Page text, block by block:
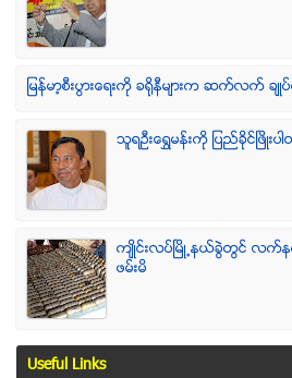
ျမန္မာ့စီးပြားေရးကို ခရိုနီမ်ားက ဆက္လက္ ခ်ဳ
သူရဦးေရႊမန္းကို ျပည္ခိုင္ျ
က်ဳိင္းလပ္ၿမိဳ႕နယ္ခြဲတြင္ လက္
ဖမ္းမိ
Useful Links